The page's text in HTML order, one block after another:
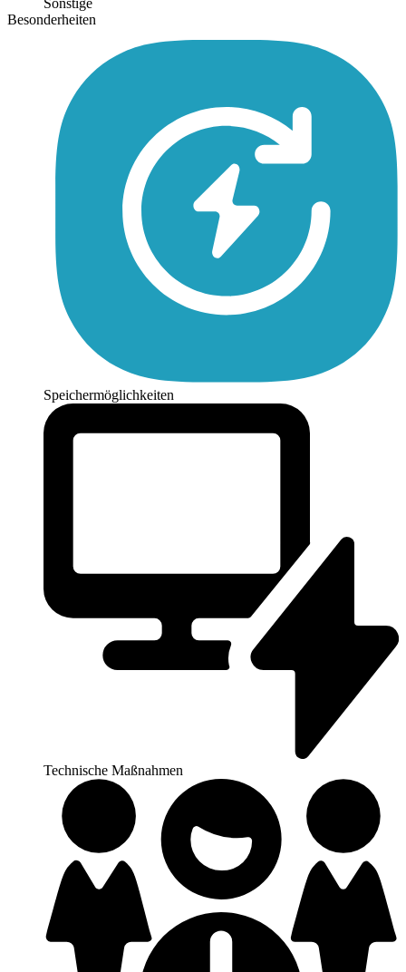
Sonstige
Besonderheiten
Speichermöglichkeiten
Technische Maßnahmen